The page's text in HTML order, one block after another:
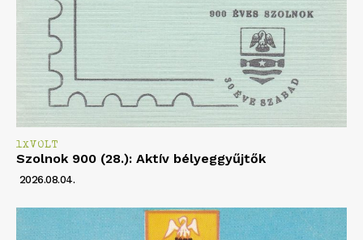
1XVOLT
Szolnok 900 (28.): Aktív bélyeggyűjtők
2026.08.04.